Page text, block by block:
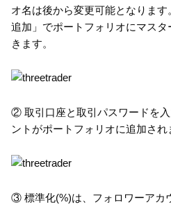
オ名は後から変更可能となりま
追加」でポートフォリオにマス
きます。
② 取引口座と取引パスワードを
ントがポートフォリオに追加され
③ 標準化(%)は、フォロワーアカ